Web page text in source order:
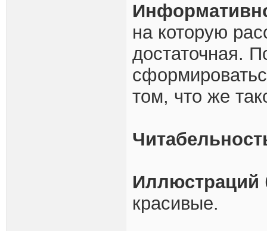
на которую
достаточная.
том, что же
Иллюстраций
красивые.